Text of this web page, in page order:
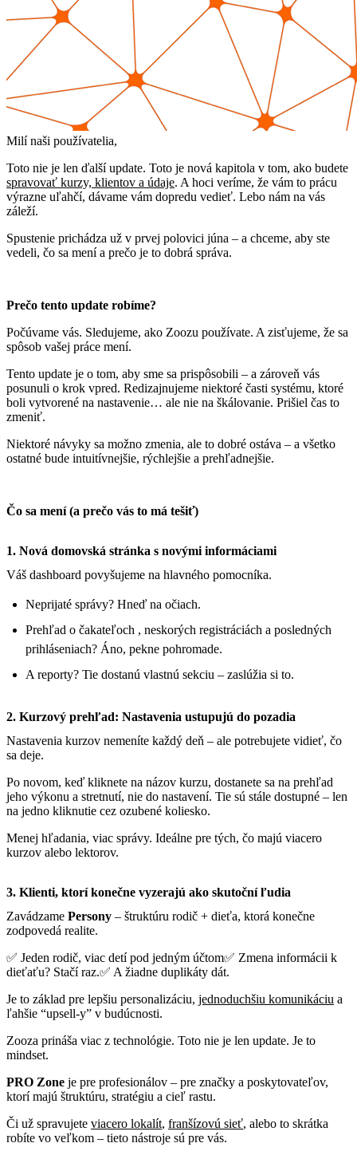
Milí naši používatelia,
Toto nie je len ďalší update. Toto je nová kapitola v tom, ako budete
spravovať kurzy, klientov a údaje. A hoci veríme, že vám to prácu
výrazne uľahčí, dávame vám dopredu vedieť. Lebo nám na vás
záleží.
Spustenie prichádza už v prvej polovici júna – a chceme, aby ste
vedeli, čo sa mení a prečo je to dobrá správa.
Prečo tento update robíme?
Počúvame vás. Sledujeme, ako Zoozu používate. A zisťujeme, že sa
spôsob vašej práce mení.
Tento update je o tom, aby sme sa prispôsobili – a zároveň vás
posunuli o krok vpred. Redizajnujeme niektoré časti systému, ktoré
boli vytvorené na nastavenie… ale nie na škálovanie. Prišiel čas to
zmeniť.
Niektoré návyky sa možno zmenia, ale to dobré ostáva – a všetko
ostatné bude intuitívnejšie, rýchlejšie a prehľadnejšie.
Čo sa mení (a prečo vás to má tešiť)
1. Nová domovská stránka s novými informáciami
Váš dashboard povyšujeme na hlavného pomocníka.
Neprijaté správy? Hneď na očiach.
Prehľad o čakateľoch , neskorých registráciách a posledných
prihláseniach? Áno, pekne pohromade.
A reporty? Tie dostanú vlastnú sekciu – zaslúžia si to.
2. Kurzový prehľad: Nastavenia ustupujú do pozadia
Nastavenia kurzov nemeníte každý deň – ale potrebujete vidieť, čo
sa deje.
Po novom, keď kliknete na názov kurzu, dostanete sa na prehľad
jeho výkonu a stretnutí, nie do nastavení. Tie sú stále dostupné – len
na jedno kliknutie cez ozubené koliesko.
Menej hľadania, viac správy. Ideálne pre tých, čo majú viacero
kurzov alebo lektorov.
3. Klienti, ktorí konečne vyzerajú ako skutoční ľudia
Zavádzame Persony – štruktúru rodič + dieťa, ktorá konečne
zodpovedá realite.
✅ Jeden rodič, viac detí pod jedným účtom✅ Zmena informácii k
dieťaťu? Stačí raz.✅ A žiadne duplikáty dát.
Je to základ pre lepšiu personalizáciu, jednoduchšiu komunikáciu a
ľahšie “upsell-y” v budúcnosti.
Zooza prináša viac z technológie. Toto nie je len update. Je to
mindset.
PRO Zone je pre profesionálov – pre značky a poskytovateľov,
ktorí majú štruktúru, stratégiu a cieľ rastu.
Či už spravujete viacero lokalít, franšízovú sieť, alebo to skrátka
robíte vo veľkom – tieto nástroje sú pre vás.